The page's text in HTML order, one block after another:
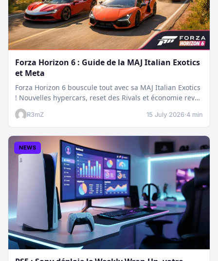
Forza Horizon 6 : Guide de la MAJ Italian Exotics
et Meta
Forza Horizon 6 bouscule tout avec sa MAJ Italian Exotics
! Nouvelles hypercars, reset des Rivals et économie revue
:…
R3mZ 15 July 2026·4 min
NEWS